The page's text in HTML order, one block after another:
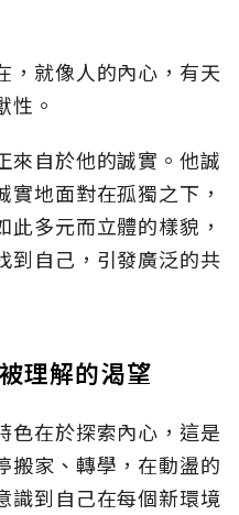
，就像人的內心，有天
性。
來自於他的誠實。他誠
地面對在孤獨之下，
多元而立體的樣貌，
到自己，引發廣泛的共
理解的渴望
色在於探索內心，這是
搬家、轉學，在動盪的
識到自己在每個新環境